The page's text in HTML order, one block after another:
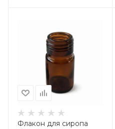
Флакон для сиропа